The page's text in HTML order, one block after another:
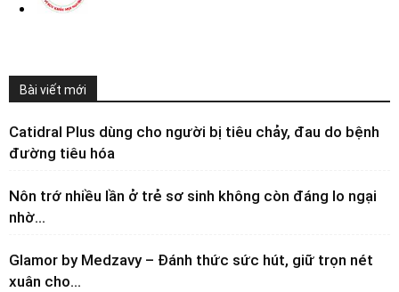
Bài viết mới
Catidral Plus dùng cho người bị tiêu chảy, đau do bệnh
đường tiêu hóa
Nôn trớ nhiều lần ở trẻ sơ sinh không còn đáng lo ngại
nhờ...
Glamor by Medzavy – Đánh thức sức hút, giữ trọn nét
xuân cho...